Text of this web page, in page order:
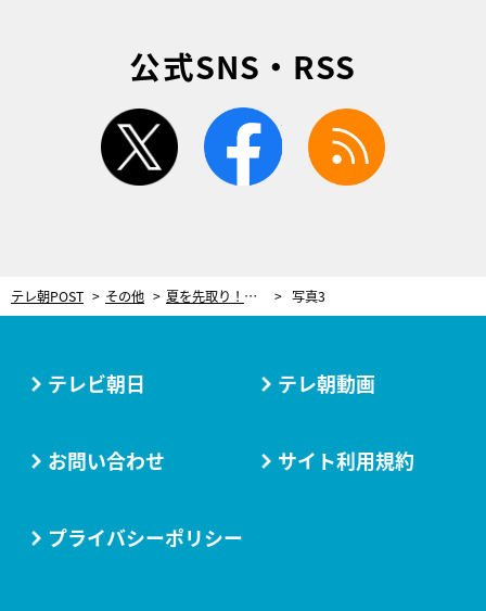
公式SNS・RSS
twitter facebook
テレ朝POST その他 夏を先取り！シュシュ1つで出来る簡単ヘアアレンジ術 MCの蛯原友里も興味津々！ 写真3
テレビ朝日 テレ朝動画
お問い合わせ サイト利用規約
プライバシーポリシー